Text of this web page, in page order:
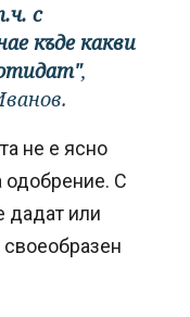
с
къде какви
,
не е ясно
одобрение. С
дадат или